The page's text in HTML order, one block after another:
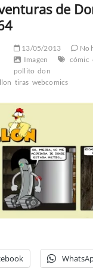
de
13/05/2013
No
Imagen
cómic
pollito don
tiras webcomics